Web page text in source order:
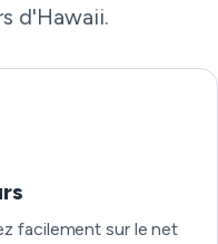
d'Hawaii.
facilement sur le net